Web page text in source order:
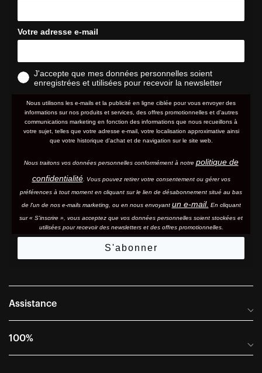
Votre adresse e-mail
J'accepte que mes données personnelles soient
enregistrées et utilisées pour recevoir la newsletter
Nous utilisons les e-mails et la publicité en ligne ciblée pour vous envoyer des
informations sur nos produits et services, des offres promotionnelles et d'autres
communications marketing en fonction des informations que nous recueillons à
votre sujet, telles que votre adresse e-mail, votre localisation approximative ainsi
que votre historique d'achat et de navigation sur le site web.
Nous traitons vos données personnelles conformément à notre politique de
confidentialité. Vous pouvez retirer votre consentement ou gérer vos
préférences à tout moment en cliquant sur le lien de désabonnement situé au bas
de l'un de nos e-mails marketing, ou en nous envoyant un e-mail. En cliquant
sur « S'inscrire », vous acceptez que vos données personnelles soient stockées et
utilisées pour recevoir des newsletters et des offres promotionnelles.
S'abonner
Assistance
Foire aux questions
100%